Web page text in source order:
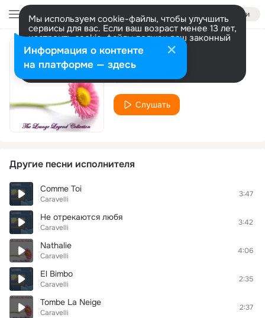
Войти
Мы используем cookie-файлы, чтобы улучшить
сервисы для вас. Если ваш возраст менее 13 лет,
настроить cookie-файлы должен ваш законный
представитель. Больше информации
Разрешить все Настроить
Love Is Blue
Caravelli
Слушать
Другие песни исполнителя
Comme Toi
Caravelli
3:47
Не отрекаются любя
Caravelli
3:42
Nathalie
Caravelli
4:06
El Bimbo
Caravelli
2:35
Tombe La Neige
Caravelli
2:37
Информация о контенте
на платформе — здесь